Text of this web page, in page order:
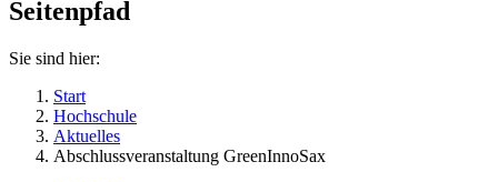
Seitenpfad
Sie sind hier:
Start
Hochschule
Aktuelles
Abschlussveranstaltung GreenInnoSax